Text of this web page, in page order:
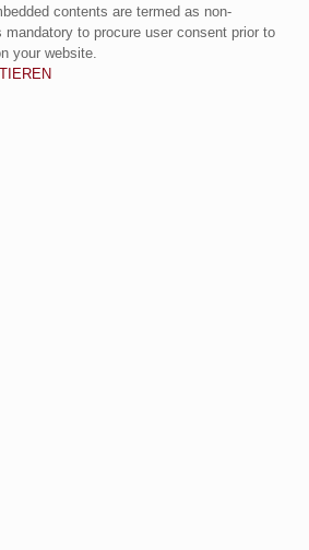
contents are termed as non-
to procure user consent prior to
your website.